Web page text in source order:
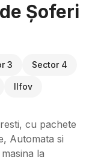
Șoferi
3 Sector 4
Ilfov
cu pachete
Automata si
la